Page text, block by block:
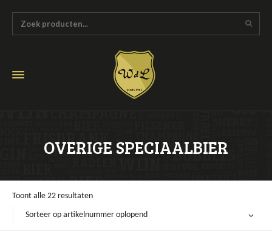
OVERIGE SPECIAALBIER
Toont alle 22 resultaten
Sorteer op artikelnummer oplopend